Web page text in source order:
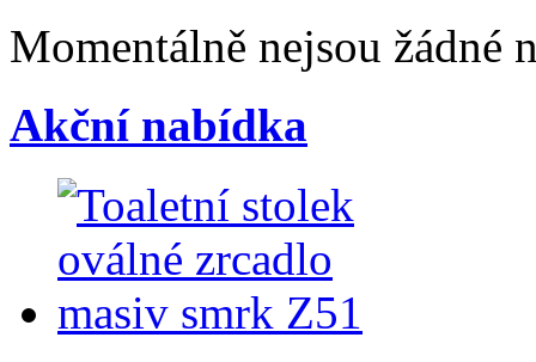
Momentálně nejsou žádné
Akční nabídka